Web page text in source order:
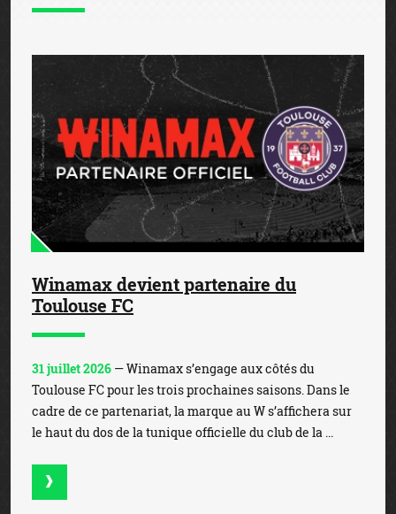
Winamax devient partenaire du
Toulouse FC
31 juillet 2026 — Winamax s’engage aux côtés du
Toulouse FC pour les trois prochaines saisons. Dans le
cadre de ce partenariat, la marque au W s’affichera sur
le haut du dos de la tunique officielle du club de la ...